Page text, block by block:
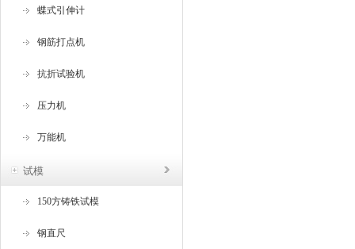
蝶式引伸计
钢筋打点机
抗折试验机
压力机
万能机
试模
150方铸铁试模
钢直尺